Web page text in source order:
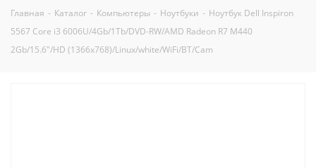
Главная - Каталог - Компьютеры - Ноутбуки - Ноутбук Dell Inspiron
5567 Core i3 6006U/4Gb/1Tb/DVD-RW/AMD Radeon R7 M440
2Gb/15.6"/HD (1366x768)/Linux/white/WiFi/BT/Cam